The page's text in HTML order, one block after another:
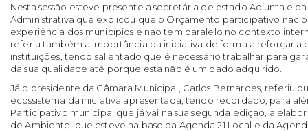
Nesta sessão esteve presente a secretária de estado Adjunta e
Administrativa que explicou que o Orçamento participativo
experiência dos municípios e não tem paralelo no contexto
referiu também a importância da iniciativa de forma a reforçar a
instituições, tendo salientado que é necessário trabalhar para
da sua qualidade até porque esta não é um dado adquirido.
Já o presidente da Câmara Municipal, Carlos Bernardes, referiu
ecossistema da iniciativa apresentada, tendo recordado, para
Participativo municipal que já vai na sua segunda edição, a
de Ambiente, que esteve na base da Agenda 21 Local e da